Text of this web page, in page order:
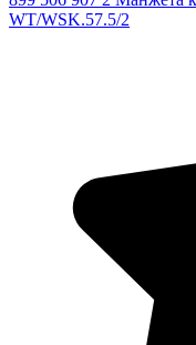
WT/WSK.57.5/2